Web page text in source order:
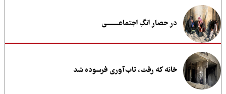
در حصار انگِ اجتماعــــــــی
خانه که رفت، تاب‌آوری فرسوده شد